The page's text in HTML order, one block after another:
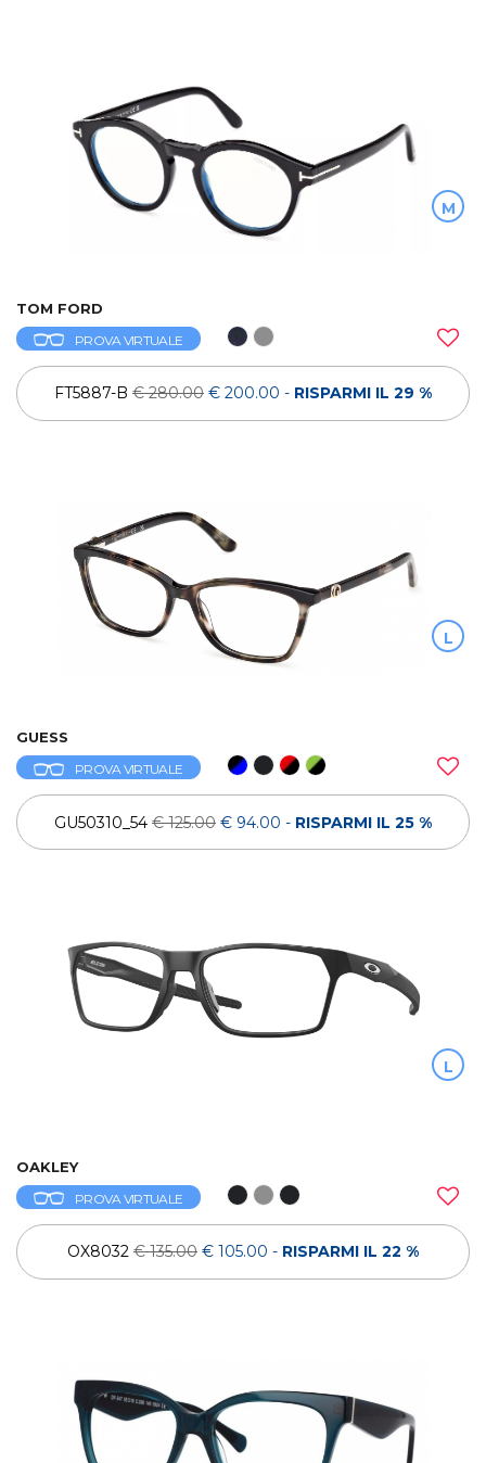
M
TOM FORD
PROVA VIRTUALE
FT5887-B € 280.00 € 200.00 - RISPARMI IL 29 %
L
GUESS
PROVA VIRTUALE
GU50310_54 € 125.00 € 94.00 - RISPARMI IL 25 %
L
OAKLEY
PROVA VIRTUALE
OX8032 € 135.00 € 105.00 - RISPARMI IL 22 %